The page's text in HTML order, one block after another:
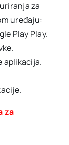
za
uređaju:
Play Play.
aplikacija.
za